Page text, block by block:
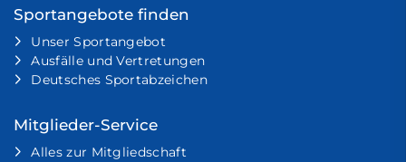
Sportangebote finden
Unser Sportangebot
Ausfälle und Vertretungen
Deutsches Sportabzeichen
Mitglieder-Service
Alles zur Mitgliedschaft